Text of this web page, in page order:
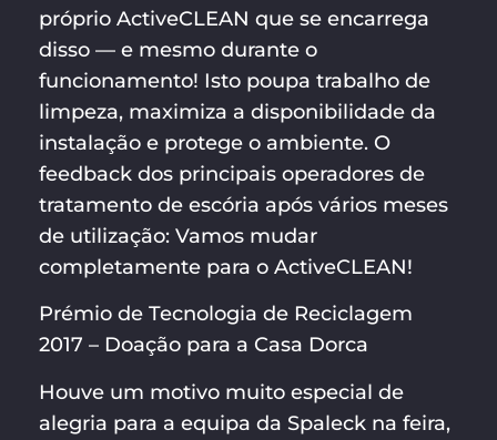
próprio ActiveCLEAN que se encarrega
disso — e mesmo durante o
funcionamento! Isto poupa trabalho de
limpeza, maximiza a disponibilidade da
instalação e protege o ambiente. O
feedback dos principais operadores de
tratamento de escória após vários meses
de utilização: Vamos mudar
completamente para o ActiveCLEAN!
Prémio de Tecnologia de Reciclagem
2017 – Doação para a Casa Dorca
Houve um motivo muito especial de
alegria para a equipa da Spaleck na feira,